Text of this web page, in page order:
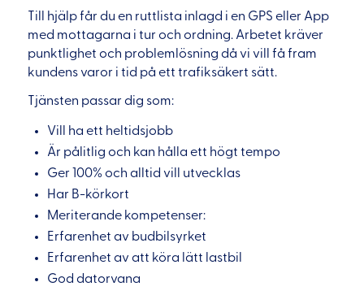
Till hjälp får du en ruttlista inlagd i en GPS eller App
med mottagarna i tur och ordning. Arbetet kräver
punktlighet och problemlösning då vi vill få fram
kundens varor i tid på ett trafiksäkert sätt.
Tjänsten passar dig som:
Vill ha ett heltidsjobb
Är pålitlig och kan hålla ett högt tempo
Ger 100% och alltid vill utvecklas
Har B-körkort
Meriterande kompetenser:
Erfarenhet av budbilsyrket
Erfarenhet av att köra lätt lastbil
God datorvana